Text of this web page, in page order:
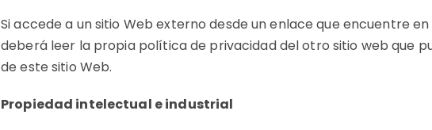
Si accede a un sitio Web externo desde un enlace que encuentre
deberá leer la propia política de privacidad del otro sitio web que
de este sitio Web.
Propiedad intelectual e industrial